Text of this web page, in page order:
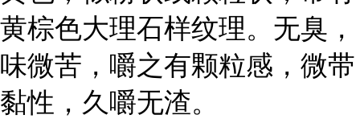
黄棕色大理石样纹理。无臭，
味微苦，嚼之有颗粒感，微带
黏性，久嚼无渣。